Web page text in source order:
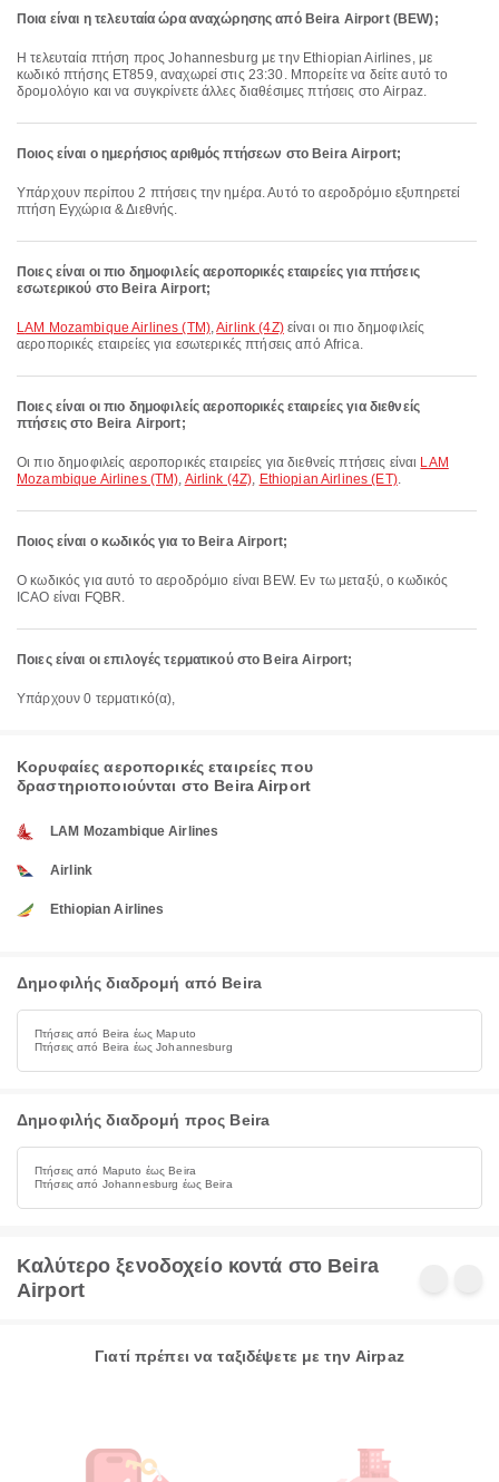
Ποια είναι η τελευταία ώρα αναχώρησης από Beira Airport (BEW);
Η τελευταία πτήση προς Johannesburg με την Ethiopian Airlines, με
κωδικό πτήσης ET859, αναχωρεί στις 23:30. Μπορείτε να δείτε αυτό το
δρομολόγιο και να συγκρίνετε άλλες διαθέσιμες πτήσεις στο Airpaz.
Ποιος είναι ο ημερήσιος αριθμός πτήσεων στο Beira Airport;
Υπάρχουν περίπου 2 πτήσεις την ημέρα. Αυτό το αεροδρόμιο εξυπηρετεί
πτήση Εγχώρια & Διεθνής.
Ποιες είναι οι πιο δημοφιλείς αεροπορικές εταιρείες για πτήσεις
εσωτερικού στο Beira Airport;
LAM Mozambique Airlines (TM),Airlink (4Z)είναι οι πιο δημοφιλείς
αεροπορικές εταιρείες για εσωτερικές πτήσεις από Africa.
Ποιες είναι οι πιο δημοφιλείς αεροπορικές εταιρείες για διεθνείς
πτήσεις στο Beira Airport;
Οι πιο δημοφιλείς αεροπορικές εταιρείες για διεθνείς πτήσεις είναι LAM
Mozambique Airlines (TM), Airlink (4Z), Ethiopian Airlines (ET).
Ποιος είναι ο κωδικός για το Beira Airport;
Ο κωδικός για αυτό το αεροδρόμιο είναι BEW. Εν τω μεταξύ, ο κωδικός
ICAO είναι FQBR.
Ποιες είναι οι επιλογές τερματικού στο Beira Airport;
Υπάρχουν 0 τερματικό(α),
Κορυφαίες αεροπορικές εταιρείες που
δραστηριοποιούνται στο Beira Airport
LAM Mozambique Airlines
Airlink
Ethiopian Airlines
Δημοφιλής διαδρομή από Beira
Πτήσεις από Beira έως Maputo
Πτήσεις από Beira έως Johannesburg
Δημοφιλής διαδρομή προς Beira
Πτήσεις από Maputo έως Beira
Πτήσεις από Johannesburg έως Beira
Καλύτερο ξενοδοχείο κοντά στο Beira
Airport
Γιατί πρέπει να ταξιδέψετε με την Airpaz